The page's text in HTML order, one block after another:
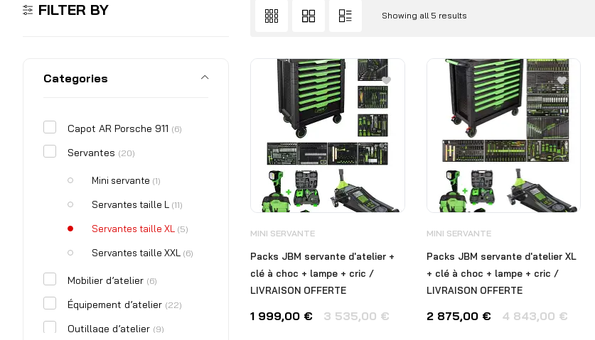
FILTER BY
Categories
Capot AR Porsche 911 (6)
Servantes (20)
Mini servante (1)
Servantes taille L (11)
Servantes taille XL (5)
Servantes taille XXL (6)
Mobilier d’atelier (6)
Équipement d’atelier (22)
Outillage d’atelier (9)
Showing all 5 results
MINI SERVANTE
Packs JBM servante d'atelier +
clé à choc + lampe + cric /
LIVRAISON OFFERTE
3 535,00 €
1 999,00 €
MINI SERVANTE
Packs JBM servante d'atelier XL
+ clé à choc + lampe + cric /
LIVRAISON OFFERTE
4 843,00 €
2 875,00 €